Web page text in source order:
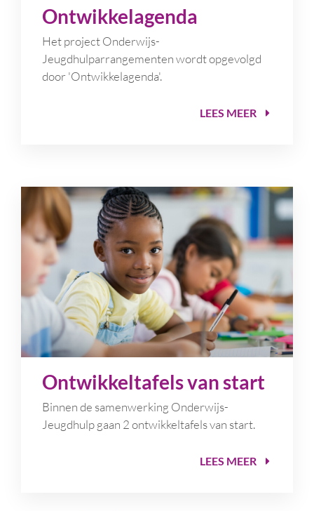
Ontwikkelagenda
Het project Onderwijs-
Jeugdhulparrangementen wordt opgevolgd
door 'Ontwikkelagenda'.
LEES MEER
Ontwikkeltafels van start
Binnen de samenwerking Onderwijs-
Jeugdhulp gaan 2 ontwikkeltafels van start.
LEES MEER